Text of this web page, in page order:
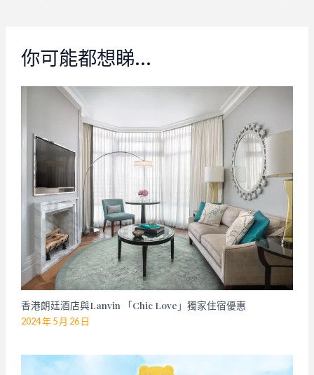
你可能都想睇…
香港朗廷酒店與Lanvin 「Chic Love」獨家住宿優惠
2024 年 5 月 26 日